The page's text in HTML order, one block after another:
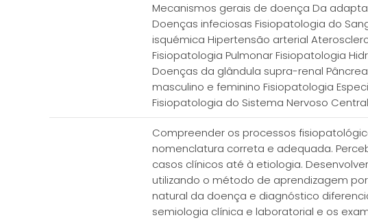
Mecanismos gerais de doença Da
Doenças infeciosas Fisiopatologia do
isquémica Hipertensão arterial
Fisiopatologia Pulmonar Fisiopatologia
Doenças da glândula supra-renal
masculino e feminino Fisiopatologia
Fisiopatologia do Sistema Nervoso
Compreender os processos
nomenclatura correta e adequada.
casos clínicos até à etiologia.
utilizando o método de aprendizagem
natural da doença e diagnóstico
semiologia clínica e laboratorial e os